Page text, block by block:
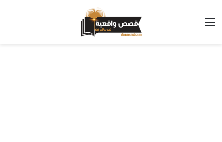
القائمة